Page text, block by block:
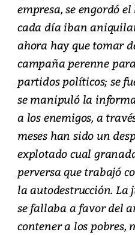
empresa, se engordó
cada día iban
ahora hay que tomar
campaña perenne
partidos políticos; se
se manipuló la
a los enemigos, a
meses han sido un
explotado cual
perversa que trabajó
la autodestrucción. La
se fallaba a favor del
contener a los pobres,